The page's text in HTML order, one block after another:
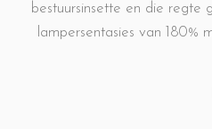
bestuursinsette en die regte
lampersentasies van 180%